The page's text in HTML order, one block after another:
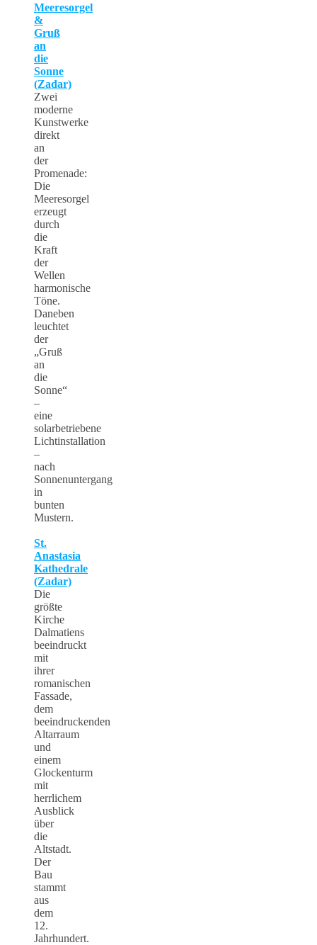
Meeresorgel
&
Gruß
an
die
Sonne
(Zadar)
Zwei
moderne
Kunstwerke
direkt
an
der
Promenade:
Die
Meeresorgel
erzeugt
durch
die
Kraft
der
Wellen
harmonische
Töne.
Daneben
leuchtet
der
„Gruß
an
die
Sonne“
–
eine
solarbetriebene
Lichtinstallation
–
nach
Sonnenuntergang
in
bunten
Mustern.
St.
Anastasia
Kathedrale
(Zadar)
Die
größte
Kirche
Dalmatiens
beeindruckt
mit
ihrer
romanischen
Fassade,
dem
beeindruckenden
Altarraum
und
einem
Glockenturm
mit
herrlichem
Ausblick
über
die
Altstadt.
Der
Bau
stammt
aus
dem
12.
Jahrhundert.